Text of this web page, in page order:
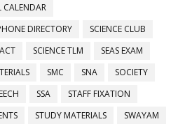
CALENDAR
DIRECTORY
SCIENCE CLUB
SCIENCE TLM
SEAS EXAM
SMC SNA
SOCIETY
SSA
STAFF FIXATION
STUDY MATERIALS
SWAYAM